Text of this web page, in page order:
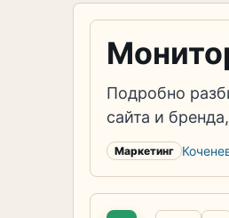
Подробно
сайта и
Маркетинг